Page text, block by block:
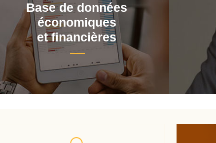
Base de données
économiques
et financières